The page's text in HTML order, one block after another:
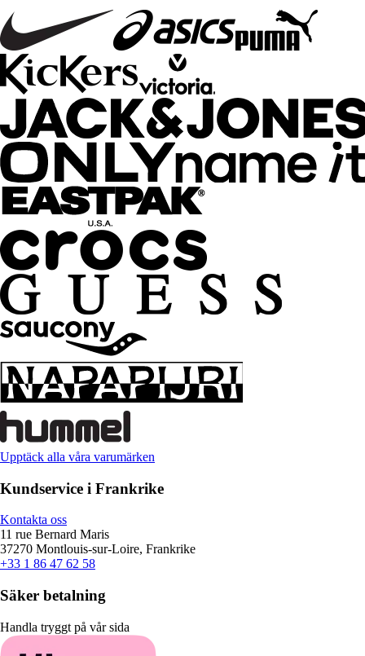
Upptäck alla våra varumärken
Kundservice i Frankrike
Kontakta oss
11 rue Bernard Maris
37270 Montlouis-sur-Loire, Frankrike
+33 1 86 47 62 58
Säker betalning
Handla tryggt på vår sida